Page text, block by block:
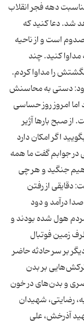
دهه فجر انقلاب
شد. دعا کنید که
است و از ناحیه
کنید. چند
را مداوا کردم.
دستی به محاسنش
امروز روز حساسی
صبح بارها آژیر
اگر امکان دارد
در جوابم گفت ما همه
جنگید و هر چی
دقایقی از رفتن
درآمد و دود
هول شده بودند و
زمین فوتبال
بر سر حادثه حاضر
بر بدن
و بدن‌های در خون
رضایتی، شهیدان
آذرخش، علی